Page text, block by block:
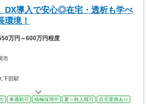
DX導入で安心◎在宅・透析も学べ
環境！
万円～600万円程度
市
下田駅
車通勤可 積極採用中 夏～秋入職可 在宅業務あり